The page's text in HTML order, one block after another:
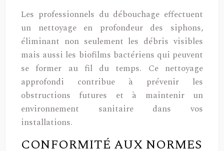
Les professionnels du débouchage effectuent
un nettoyage en profondeur des siphons,
éliminant non seulement les débris visibles
mais aussi les biofilms bactériens qui peuvent
se former au fil du temps. Ce nettoyage
approfondi contribue à prévenir les
obstructions futures et à maintenir un
environnement sanitaire dans vos
installations.
CONFORMITÉ AUX NORMES